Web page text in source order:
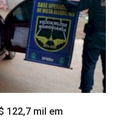
122,7 mil em